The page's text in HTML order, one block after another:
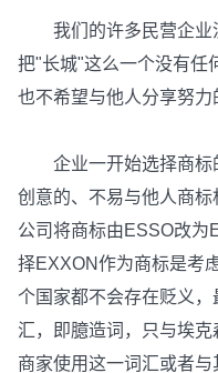
我们的许多民营企业
把"长城"这么一个没有任
也不希望与他人分享努
企业一开始选择商标
创意的、不易与他人商
公司将商标由ESSO改为
择EXXON作为商标是考
个国家都不会存在贬义
汇，即臆造词，只与埃
商家使用这一词汇或者